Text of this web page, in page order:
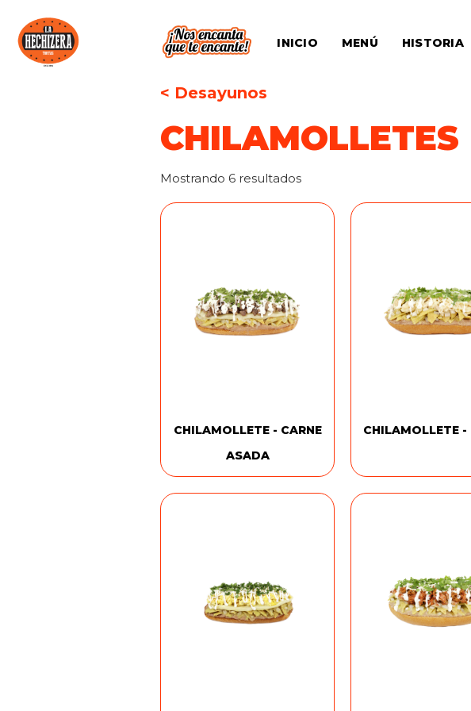
INICIO MENÚ HISTORIA
< Desayunos
CHILAMOLLETES
Mostrando 6 resultados
CHILAMOLLETE - CARNE
ASADA
CHILAMOLLETE -